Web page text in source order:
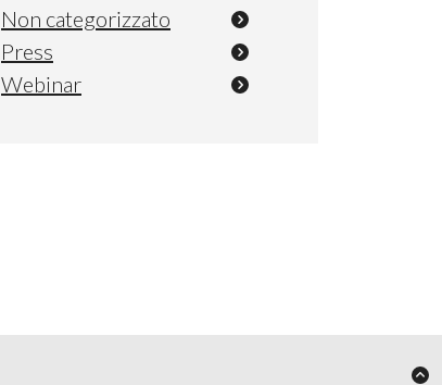
Non categorizzato
Press
Webinar